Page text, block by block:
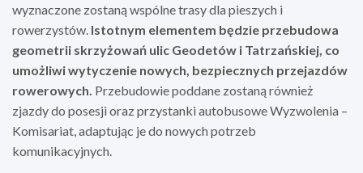
wyznaczone zostaną wspólne trasy dla pieszych i
rowerzystów. Istotnym elementem będzie przebudowa
geometrii skrzyżowań ulic Geodetów i Tatrzańskiej, co
umożliwi wytyczenie nowych, bezpiecznych przejazdów
rowerowych. Przebudowie poddane zostaną również
zjazdy do posesji oraz przystanki autobusowe Wyzwolenia –
Komisariat, adaptując je do nowych potrzeb
komunikacyjnych.